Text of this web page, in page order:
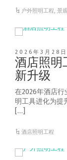
户外照明工程,景
2026年3月28日
酒店照明
新升级
在2026年酒店
明工具进化为提
[…]
酒店照明工程